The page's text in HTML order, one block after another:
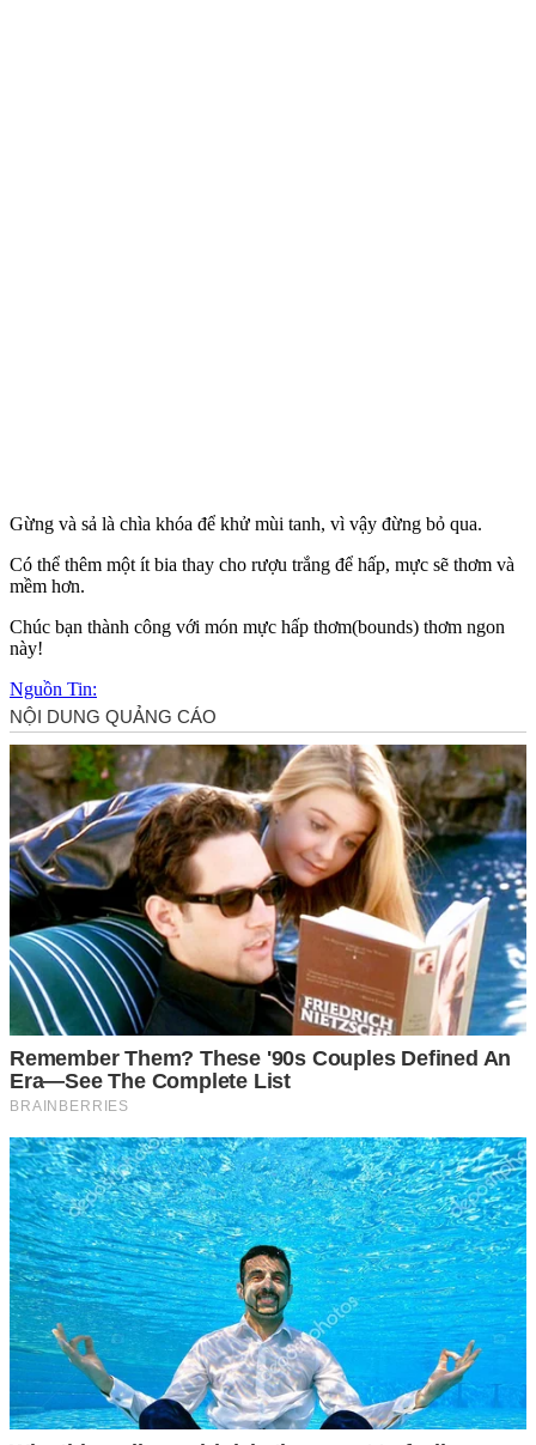
Gừng và sả là chìa khóa để khử mùi tanh, vì vậy đừng bỏ qua.
Có thể thêm một ít bia thay cho rượu trắng để hấp, mực sẽ thơm và
mềm hơn.
Chúc bạn thành công với món mực hấp thơm(bounds) thơm ngon
này!
Nguồn Tin: